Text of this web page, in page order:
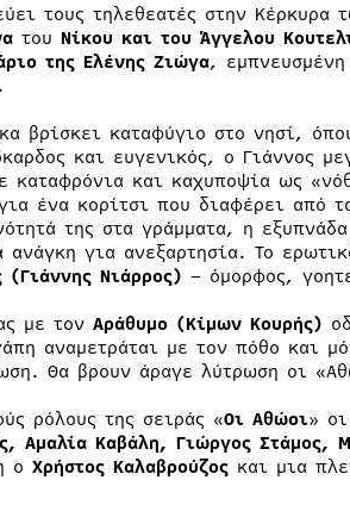
τους τηλεθεατές στην
του Νίκου και του Άγγελου
της Ελένης Ζιώγα,
βρίσκει καταφύγιο στο νησί,
και ευγενικός, ο Γιάννος
καταφρόνια και καχυποψία ως
ένα κορίτσι που διαφέρει από
της στα γράμματα, η
για ανεξαρτησία. Το
(Γιάννης Νιάρρος) – όμορφος,
με τον Αράθυμο (Κίμων Κουρής)
αναμετράται με τον πόθο και
Θα βρουν άραγε λύτρωση οι
ρόλους της σειράς «Οι Αθώοι»
Αμαλία Καβάλη, Γιώργος Στάμος,
ο Χρήστος Καλαβρούζοςκαι μια